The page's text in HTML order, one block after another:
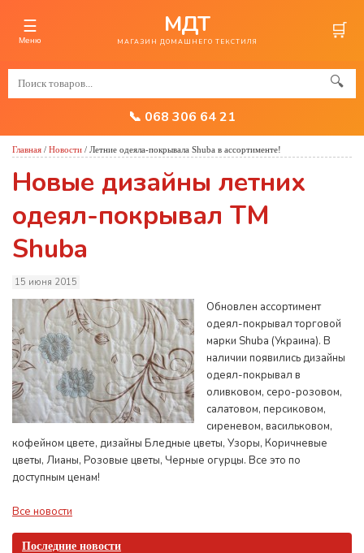
☰
Меню
МДТ
МАГАЗИН ДОМАШНЕГО ТЕКСТИЛЯ 🛒
🔍
📞 068 306 64 21
Последние новости
Главная / Новости / Летние одеяла-покрывала Shuba в ассортименте!
Новые дизайны летних
одеял-покрывал ТМ
Shuba
15 июня 2015
Обновлен ассортимент
одеял-покрывал торговой
марки Shuba (Украина). В
наличии появились дизайны
одеял-покрывал в
оливковом, серо-розовом,
салатовом, персиковом,
сиреневом, васильковом,
кофейном цвете, дизайны Бледные цветы, Узоры, Коричневые
цветы, Лианы, Розовые цветы, Черные огурцы. Все это по
доступным ценам!
Все новости